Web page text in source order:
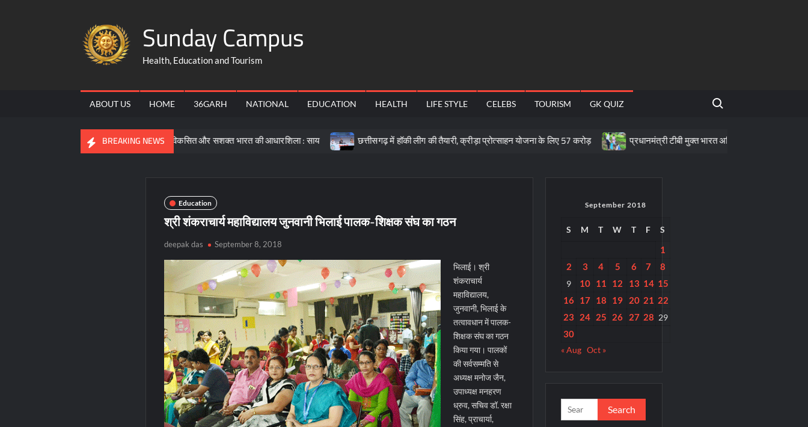
Sunday Campus
Health, Education and Tourism
ABOUT US HOME 36GARH NATIONAL EDUCATION HEALTH LIFE STYLE CELEBS TOURISM GK QUIZ
Search for:
BREAKING NEWS
समरसता, समानता और भक्ति ही विकसित और सशक्त भारत की आधारशिला : साय छत्तीसगढ़ में हॉकी लीग की तैयारी, क्रीड़ा प्रोत्साहन योजना के लिए 57 करोड़ प्रधानमंत्री टीबी मुक्त भारत अभियान के तहत पीवीटीजी क्षेत्रों में पोषण
Education
श्री शंकराचार्य महाविद्यालय जुनवानी भिलाई पालक-शिक्षक संघ का गठन
deepak das September 8, 2018
भिलाई। श्री
शंकराचार्य
महाविद्यालय,
जुनवानी, भिलाई के
तत्वावधान में पालक-
शिक्षक संघ का गठन
किया गया। पालकों
की सर्वसम्मति से
अध्यक्ष मनोज जैन,
उपाध्यक्ष मनहरण
ध्रुव, सचिव डॉ. रक्षा
सिंह, प्राचार्या,
September 2018
S M T W T F S
1
2
3 4 5 6 7 8
9 10 11 12 13 14 15
16 17 18 19 20 21 22
23 24 25 26 27 28 29
30
« Aug Oct »
Search
for: